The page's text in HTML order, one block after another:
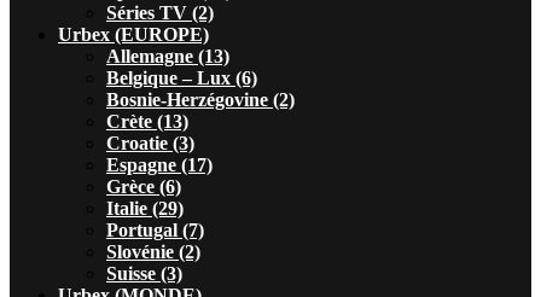
Séries TV (2)
Urbex (EUROPE)
Allemagne (13)
Belgique – Lux (6)
Bosnie-Herzégovine (2)
Crète (13)
Croatie (3)
Espagne (17)
Grèce (6)
Italie (29)
Portugal (7)
Slovénie (2)
Suisse (3)